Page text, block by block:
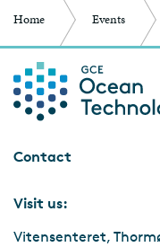
Home Events
Nytt vekstprogram: Ocean
Contact
Visit us:
Vitensenteret,